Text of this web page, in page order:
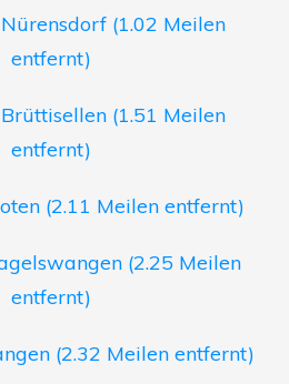
(1.02 Meilen
entfernt)
(1.51 Meilen
entfernt)
(2.11 Meilen entfernt)
(2.25 Meilen
entfernt)
(2.32 Meilen entfernt)